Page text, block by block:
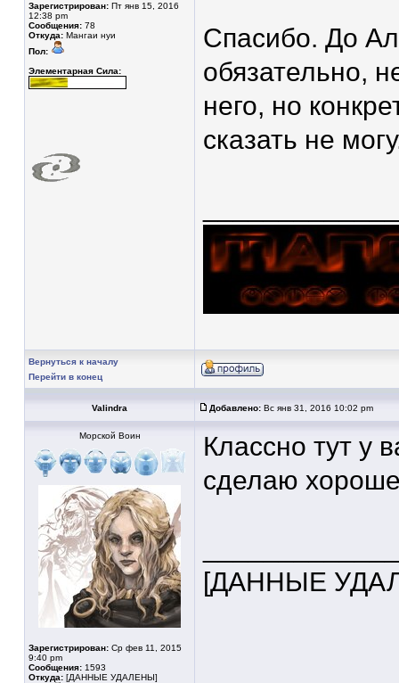
Зарегистрирован: Пт янв 15, 2016
12:38 pm
Сообщения: 78
Откуда: Мангаи нуи
Пол:
Элементарная Сила:
Спасибо. До
обязательно,
него, но
сказать не
Вернуться к началу
Перейти в конец
Valindra Добавлено: Вс янв 31, 2016 10:02 pm
Морской Воин
Зарегистрирован: Ср фев 11, 2015
9:40 pm
Сообщения: 1593
Откуда: [ДАННЫЕ УДАЛЕНЫ]
Классно тут у
сделаю
[ДАННЫЕ